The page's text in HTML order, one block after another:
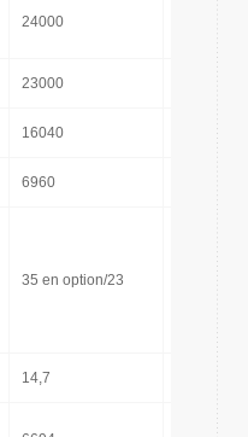
24000
23000
16040
6960
35 en option/23
14,7